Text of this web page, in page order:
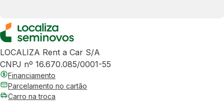
LOCALIZA Rent a Car S/A
CNPJ nº 16.670.085/0001-55
Financiamento
Parcelamento no cartão
Carro na troca